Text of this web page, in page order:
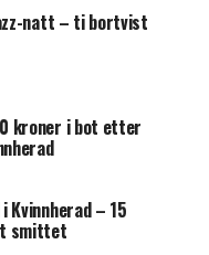
natt – ti bortvist
kroner i bot etter
Kvinnherad – 15
smittet